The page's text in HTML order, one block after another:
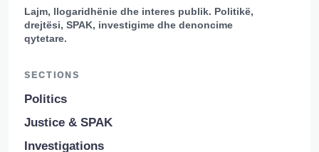
Lajm, llogaridhënie dhe interes publik. Politikë,
drejtësi, SPAK, investigime dhe denoncime
qytetare.
SECTIONS
Politics
Justice & SPAK
Investigations